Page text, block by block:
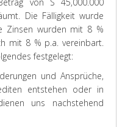
Die Fälligkeit wurde
Zinsen wurden mit 8 %
mit 8 % p.a. vereinbart.
festgelegt:
und Ansprüche,
entstehen oder in
uns nachstehend